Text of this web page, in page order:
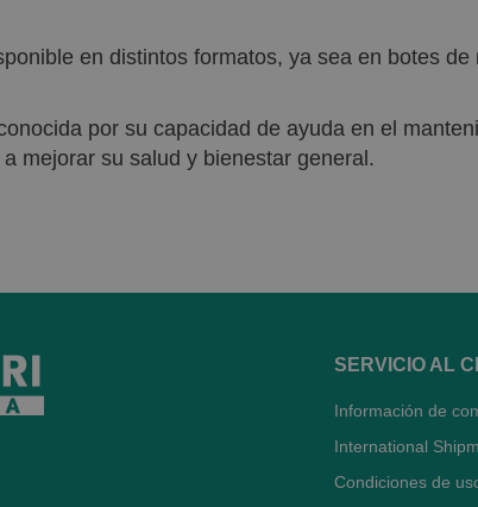
en distintos formatos, ya sea en botes
por su capacidad de ayuda en el
mejorar su salud y bienestar general.
SERVICIO AL
Información de
International
Condiciones de